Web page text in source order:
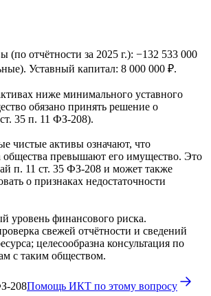
(по отчётности за 2025 г.): −132 533 000
Уставный капитал: 8 000 000 ₽.
ниже минимального уставного
обязано принять решение о
35 п. 11 ФЗ-208).
чистые активы означают, что
общества превышают его имущество. Это
п. 11 ст. 35 ФЗ-208 и может также
о признаках недостаточности
уровень финансового риска.
свежей отчётности и сведений
целесообразна консультация по
с таким обществом.
208Помощь ИКТ по этому вопросу